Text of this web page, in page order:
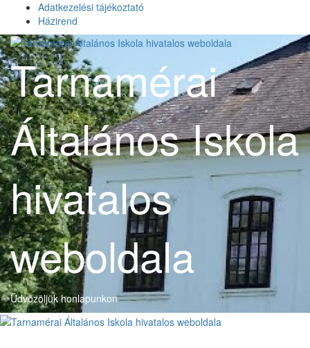
content
Adatkezelési tájékoztató
Házirend
Tarnamérai
Általános Iskola
hivatalos
weboldala
Üdvözöljük honlapunkon
Primary